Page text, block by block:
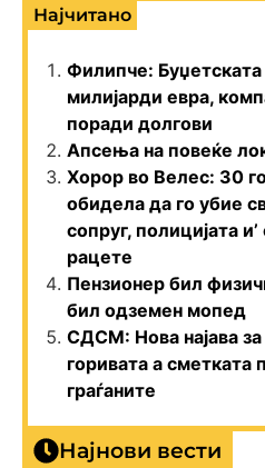
Најчитано
Филипче:
милијарди евра,
поради долгови
Апсења на повеќе
Хорор во Велес: 30
обидела да го убие
сопруг, полицијата
рацете
Пензионер бил
бил одземен мопед
СДСМ: Нова најава
горивата а сметката
граѓаните
Најнови вести